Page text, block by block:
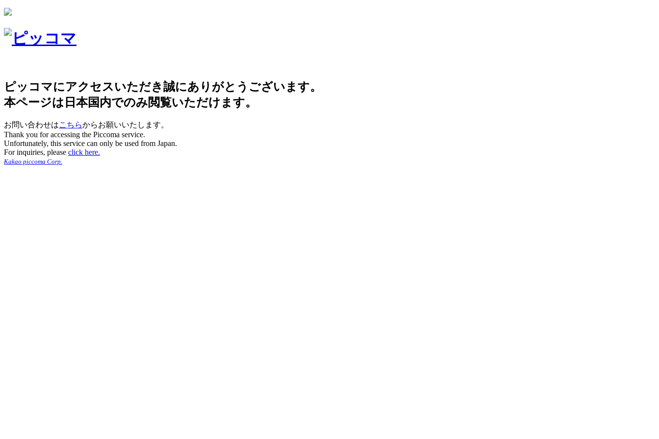
ピッコマにアクセスいただき誠にありがとうございます。
本ページは日本国内でのみ閲覧いただけます。
お問い合わせはこちらからお願いいたします。
Thank you for accessing the Piccoma service.
Unfortunately, this service can only be used from Japan.
For inquiries, please click here.
Kakao piccoma Corp.